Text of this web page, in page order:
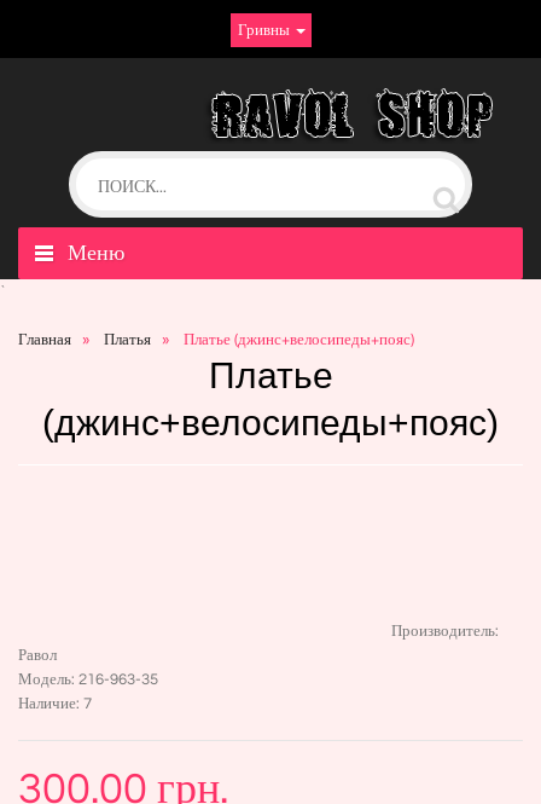
Гривны
Меню
`
Главная Платья Платье (джинс+велосипеды+пояс)
Платье
(джинс+велосипеды+пояс)
Производитель:
Равол
Модель: 216-963-35
Наличие: 7
300.00 грн.